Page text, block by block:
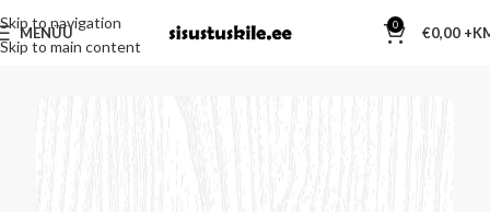
Skip to navigation
Skip to main content
MENÜÜ 0 €0,00